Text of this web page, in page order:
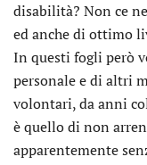
disabilità? Non ce
ed anche di ottimo
In questi fogli però
personale e di altri
volontari, da anni
è quello di non
apparentemente